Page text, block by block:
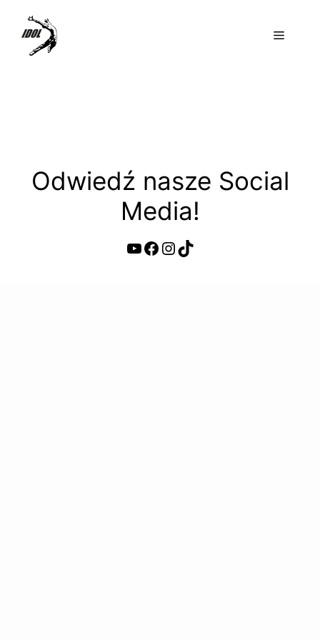
Menu
Odwiedź nasze Social
Media!
YouTube
Facebook
Instagram
TikTok